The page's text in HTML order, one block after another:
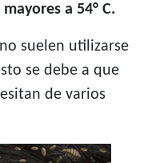
a 54° C.
suelen utilizarse
se debe a que
de varios